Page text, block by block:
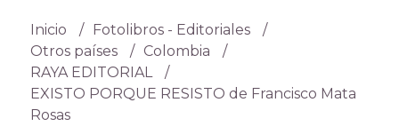
Inicio
Fotolibros - Editoriales
Otros países
Colombia
RAYA EDITORIAL
EXISTO PORQUE RESISTO de Francisco Mata
Rosas